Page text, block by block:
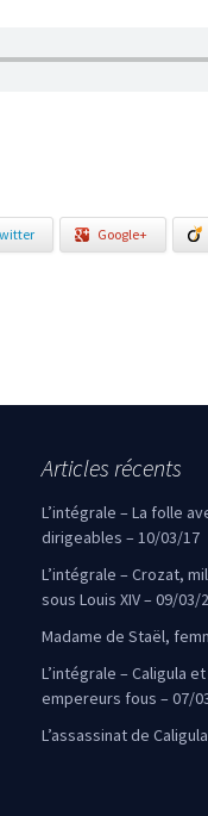
Google+
Articles récents
L’intégrale – La folle
dirigeables – 10/03/17
L’intégrale – Crozat,
sous Louis XIV – 09/03/
Madame de Staël,
L’intégrale – Caligula
empereurs fous – 07/
L’assassinat de Caligula